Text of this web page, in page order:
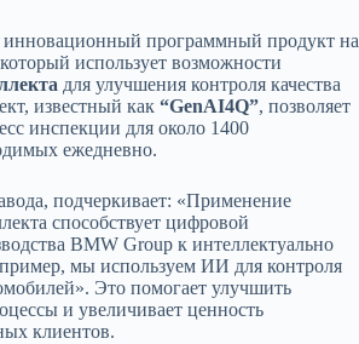
инновационный программный продукт на
использует возможности
для улучшения контроля качества
известный как “GenAI4Q”, позволяет
инспекции для около 1400
ежедневно.
подчеркивает: «Применение
способствует цифровой
BMW Group к интеллектуально
мы используем ИИ для контроля
Это помогает улучшить
и увеличивает ценность
клиентов.